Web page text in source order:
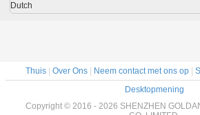
Dutch
Thuis Over Ons Neem contact met ons op
Desktopmening
Copyright © 2016 - 2026 SHENZHEN